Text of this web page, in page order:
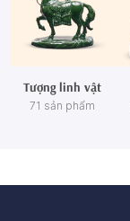
Tượng linh vật
71 sản phẩm